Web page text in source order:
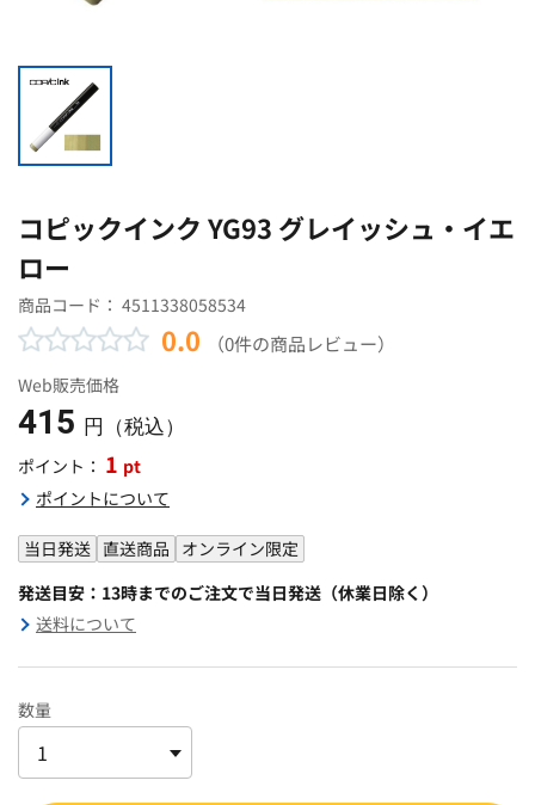
コピックインク YG93 グレイッシュ・イエ
ロー
商品コード： 4511338058534
0.0 （0件の商品レビュー）
Web販売価格
415 円（税込）
ポイント： 1 pt
ポイントについて
当日発送 直送商品 オンライン限定
発送目安：13時までのご注文で当日発送（休業日除く）
送料について
数量